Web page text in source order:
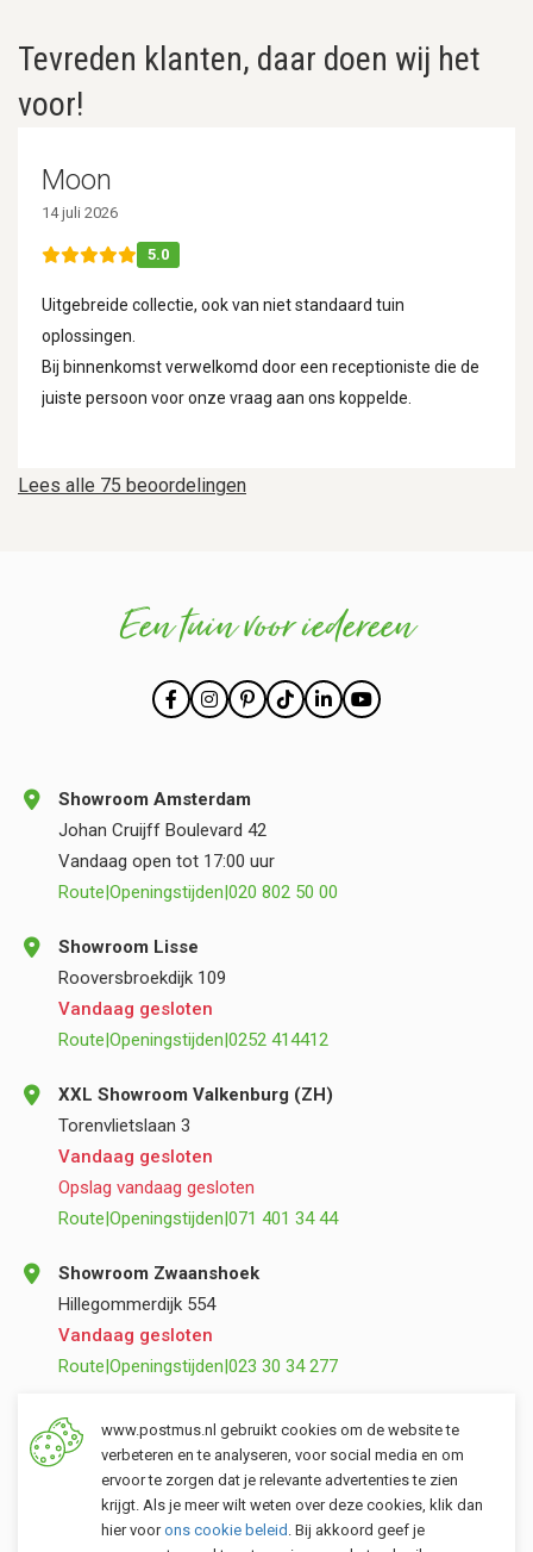
Tevreden klanten, daar doen wij het
voor!
Lees alle 75 beoordelingen
Moon
14 juli 2026
5.0
Uitgebreide collectie, ook van niet standaard tuin
oplossingen.
Bij binnenkomst verwelkomd door een receptioniste die de
juiste persoon voor onze vraag aan ons koppelde.
Een tuin voor iedereen
Showroom Amsterdam
Johan Cruijff Boulevard 42
Vandaag open tot 17:00 uur
Route|Openingstijden|020 802 50 00
Showroom Lisse
Rooversbroekdijk 109
Vandaag gesloten
Route|Openingstijden|0252 414412
XXL Showroom Valkenburg (ZH)
Torenvlietslaan 3
Vandaag gesloten
Opslag vandaag gesloten
Route|Openingstijden|071 401 34 44
Showroom Zwaanshoek
Hillegommerdijk 554
Vandaag gesloten
Route|Openingstijden|023 30 34 277
Opslag Valkenburg (ZH)
Torenvlietslaan 3
Vandaag gesloten
Route|Openingstijden |071 401 34 44
www.postmus.nl gebruikt cookies om de website te
verbeteren en te analyseren, voor social media en om
ervoor te zorgen dat je relevante advertenties te zien
krijgt. Als je meer wilt weten over deze cookies, klik dan
hier voorons cookie beleid . Bij akkoord geef je